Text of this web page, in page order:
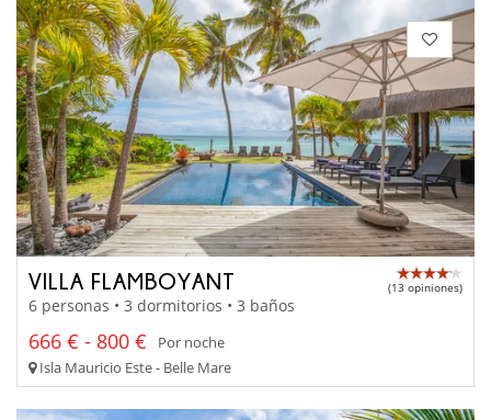
VILLA FLAMBOYANT (13 opiniones)
6 personas • 3 dormitorios • 3 baños
666 € - 800 €
Por noche
Isla Mauricio Este - Belle Mare